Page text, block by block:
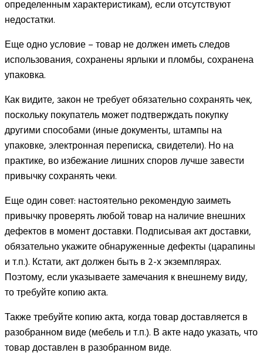
определенным характеристикам), если отсутствуют
недостатки.
Еще одно условие – товар не должен иметь следов
использования, сохранены ярлыки и пломбы, сохранена
упаковка.
Как видите, закон не требует обязательно сохранять чек,
поскольку покупатель может подтверждать покупку
другими способами (иные документы, штампы на
упаковке, электронная переписка, свидетели). Но на
практике, во избежание лишних споров лучше завести
привычку сохранять чеки.
Еще один совет: настоятельно рекомендую заиметь
привычку проверять любой товар на наличие внешних
дефектов в момент доставки. Подписывая акт доставки,
обязательно укажите обнаруженные дефекты (царапины
и т.п.). Кстати, акт должен быть в 2-х экземплярах.
Поэтому, если указываете замечания к внешнему виду,
то требуйте копию акта.
Также требуйте копию акта, когда товар доставляется в
разобранном виде (мебель и т.п.). В акте надо указать, что
товар доставлен в разобранном виде.